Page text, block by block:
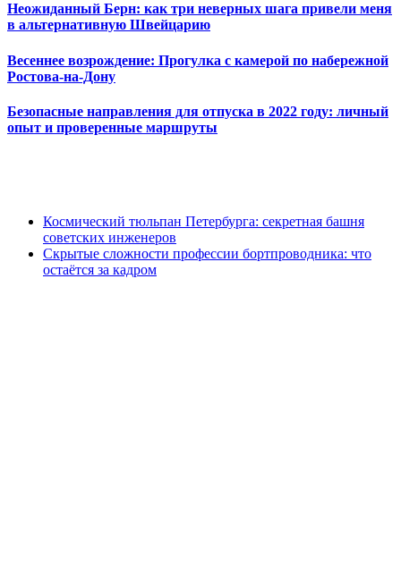
Неожиданный Берн: как три неверных шага привели меня
в альтернативную Швейцарию
Весеннее возрождение: Прогулка с камерой по набережной
Ростова-на-Дону
Безопасные направления для отпуска в 2022 году: личный
опыт и проверенные маршруты
Космический тюльпан Петербурга: секретная башня
советских инженеров
Скрытые сложности профессии бортпроводника: что
остаётся за кадром